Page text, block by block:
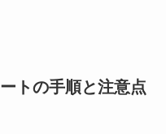
トの手順と注意点